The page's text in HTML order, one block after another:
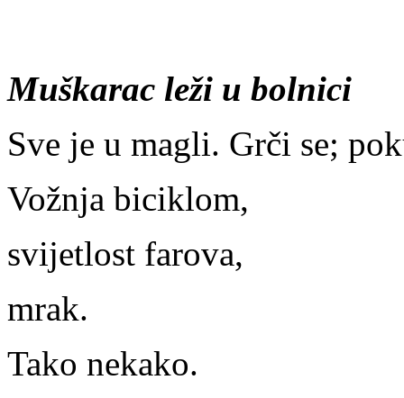
Muškarac leži u bolnici
Sve je u magli. Grči se;
Vožnja biciklom,
svijetlost farova,
mrak.
Tako nekako.